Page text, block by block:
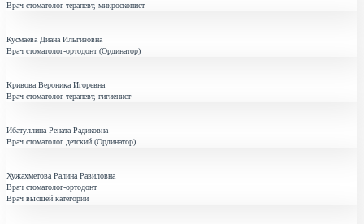
Врач стоматолог-терапевт, микроскопист
Кусмаева Диана Ильгизовна
Врач стоматолог-ортодонт (Ординатор)
Кривова Вероника Игоревна
Врач стоматолог-терапевт, гигиенист
Ибатуллина Рената Радиковна
Врач стоматолог детский (Ординатор)
Хужахметова Ралина Равиловна
Врач стоматолог-ортодонт
Врач высшей категории